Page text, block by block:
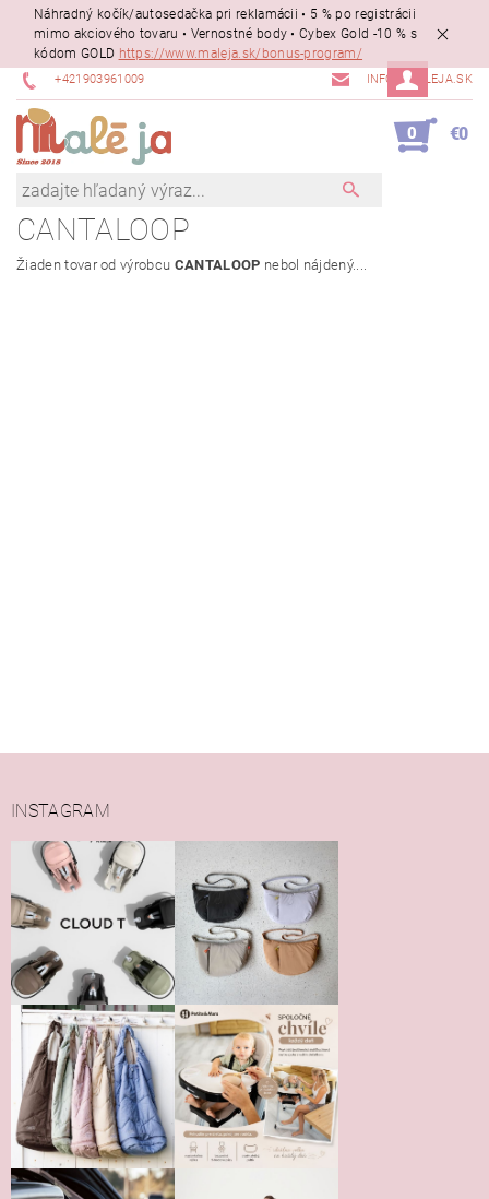
Náhradný kočík/autosedačka pri reklamácii • 5 % po registrácii
mimo akciového tovaru • Vernostné body • Cybex Gold -10 % s
kódom GOLD https://www.maleja.sk/bonus-program/
+421903961009 INFO@MALEJA.SK
0 €0
CANTALOOP
Žiaden tovar od výrobcu CANTALOOP nebol nájdený....
INSTAGRAM